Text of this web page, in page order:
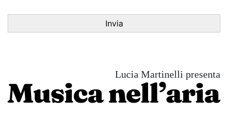
Lucia Martinelli presenta